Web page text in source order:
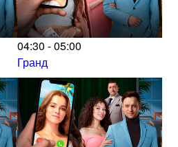
04:30 - 05:00
Гранд